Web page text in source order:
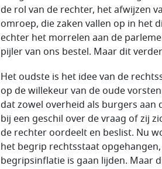
de rol van de rechter, het afwijzen
omroep, die zaken vallen op in het
echter het morrelen aan de
pijler van ons bestel. Maar dit
Het oudste is het idee van de
op de willekeur van de oude
dat zowel overheid als burgers
bij een geschil over de vraag of zij
de rechter oordeelt en beslist. Nu
het begrip rechtsstaat
begripsinflatie is gaan lijden. Maar